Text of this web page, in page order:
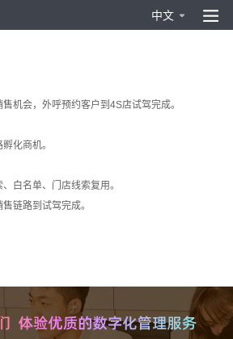
中文
机会，外呼预约客户到4S店试驾完成。
化商机。
白名单、门店线索复用。
链路到试驾完成。